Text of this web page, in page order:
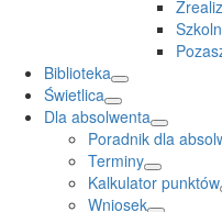
Biblioteka
Świetlica
Dla absolwenta
Poradnik dla
Terminy
Kalkulator punktów
Wniosek